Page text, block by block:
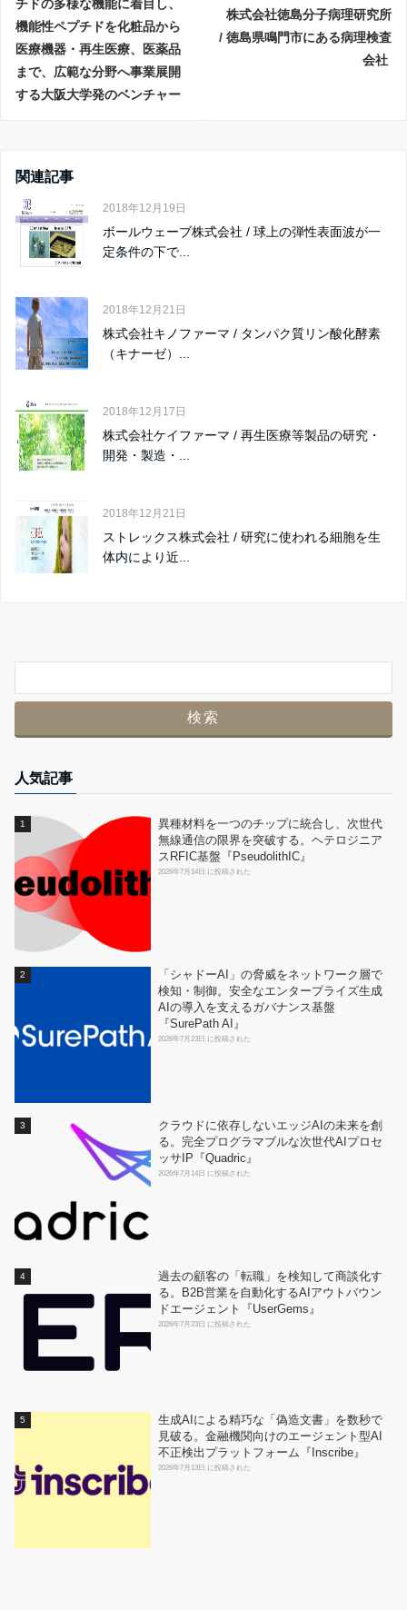
チドの多様な機能に着目し、
機能性ペプチドを化粧品から
医療機器・再生医療、医薬品
まで、広範な分野へ事業展開
する大阪大学発のベンチャー
株式会社徳島分子病理研究所
/ 徳島県鳴門市にある病理検査
会社
関連記事
2018年12月19日
ボールウェーブ株式会社 / 球上の弾性表面波が一
定条件の下で...
2018年12月21日
株式会社キノファーマ / タンパク質リン酸化酵素
（キナーゼ）...
2018年12月17日
株式会社ケイファーマ / 再生医療等製品の研究・
開発・製造・...
2018年12月21日
ストレックス株式会社 / 研究に使われる細胞を生
体内により近...
人気記事
異種材料を一つのチップに統合し、次世代
無線通信の限界を突破する。ヘテロジニア
スRFIC基盤『PseudolithIC』
2026年7月14日 に投稿された
「シャドーAI」の脅威をネットワーク層で
検知・制御。安全なエンタープライズ生成
AIの導入を支えるガバナンス基盤
『SurePath AI』
2026年7月23日 に投稿された
クラウドに依存しないエッジAIの未来を創
る。完全プログラマブルな次世代AIプロセ
ッサIP『Quadric』
2026年7月14日 に投稿された
過去の顧客の「転職」を検知して商談化す
る。B2B営業を自動化するAIアウトバウン
ドエージェント『UserGems』
2026年7月23日 に投稿された
生成AIによる精巧な「偽造文書」を数秒で
見破る。金融機関向けのエージェント型AI
不正検出プラットフォーム『Inscribe』
2026年7月13日 に投稿された